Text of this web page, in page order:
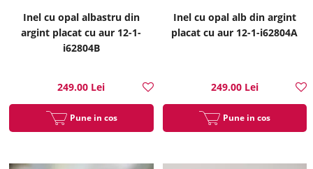
Inel cu opal albastru din
argint placat cu aur 12-1-
i62804B
249.00 Lei
Pune in cos
Inel cu opal alb din argint
placat cu aur 12-1-i62804A
249.00 Lei
Pune in cos